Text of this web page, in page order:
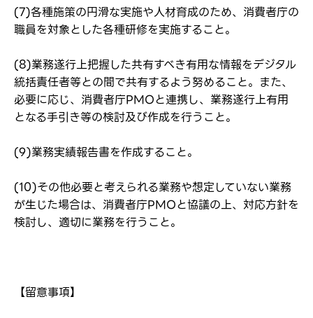
(7)各種施策の円滑な実施や人材育成のため、消費者庁の
職員を対象とした各種研修を実施すること。
(8)業務遂行上把握した共有すべき有用な情報をデジタル
統括責任者等との間で共有するよう努めること。また、
必要に応じ、消費者庁PMOと連携し、業務遂行上有用
となる手引き等の検討及び作成を行うこと。
(9)業務実績報告書を作成すること。
(10)その他必要と考えられる業務や想定していない業務
が生じた場合は、消費者庁PMOと協議の上、対応方針を
検討し、適切に業務を行うこと。
【留意事項】